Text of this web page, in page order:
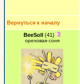
Вернуться к началу
BeeSoll(41)
ореховая соня